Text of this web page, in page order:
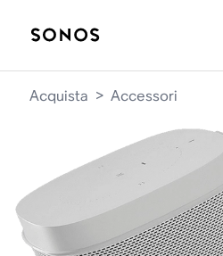
Acquista > Accessori